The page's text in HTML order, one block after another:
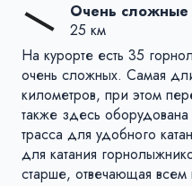
Очень сложные
25 км
На курорте есть 35
очень сложных. Самая
километров, при этом
также здесь
трасса для удобного
для катания
старше, отвечающая